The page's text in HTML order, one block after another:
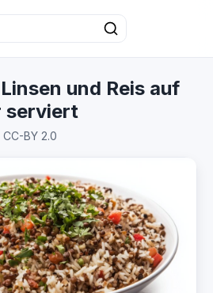
und Reis auf
serviert
CC-BY 2.0